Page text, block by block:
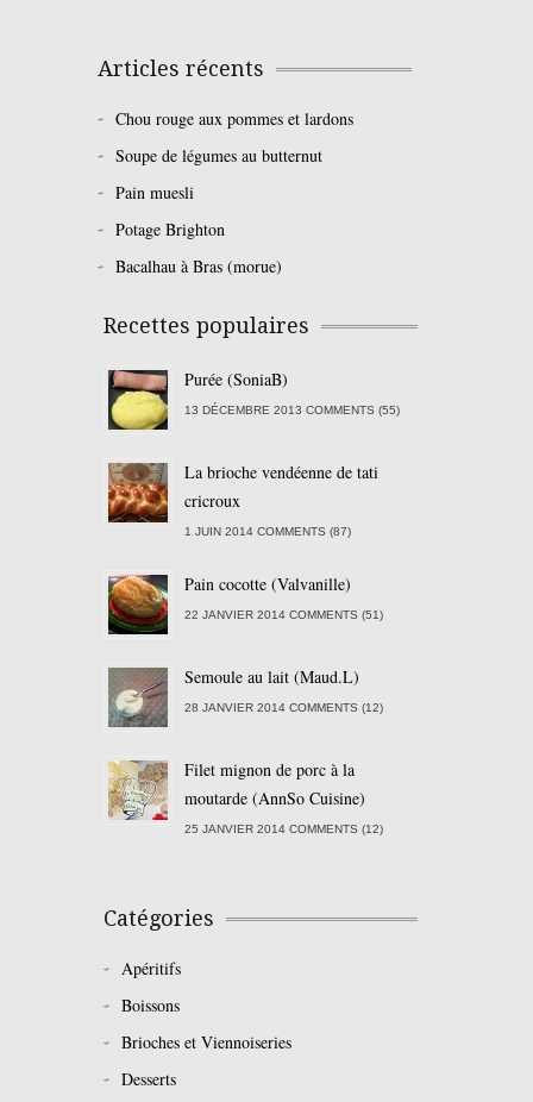
Articles récents
Chou rouge aux pommes et lardons
Soupe de légumes au butternut
Pain muesli
Potage Brighton
Bacalhau à Bras (morue)
Recettes populaires
Purée (SoniaB)
13 DÉCEMBRE 2013 COMMENTS (55)
La brioche vendéenne de tati
cricroux
1 JUIN 2014 COMMENTS (87)
Pain cocotte (Valvanille)
22 JANVIER 2014 COMMENTS (51)
Semoule au lait (Maud.L)
28 JANVIER 2014 COMMENTS (12)
Filet mignon de porc à la
moutarde (AnnSo Cuisine)
25 JANVIER 2014 COMMENTS (12)
Catégories
Apéritifs
Boissons
Brioches et Viennoiseries
Desserts